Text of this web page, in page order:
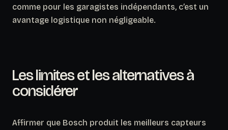
comme pour les garagistes indépendants, c’est un
avantage logistique non négligeable.
Les limites et les alternatives à
considérer
Affirmer que Bosch produit les meilleurs capteurs